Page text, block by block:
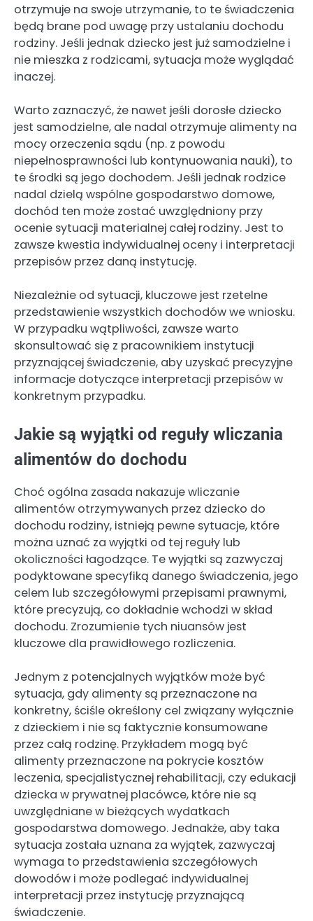
otrzymuje na swoje utrzymanie, to te świadczenia
będą brane pod uwagę przy ustalaniu dochodu
rodziny. Jeśli jednak dziecko jest już samodzielne i
nie mieszka z rodzicami, sytuacja może wyglądać
inaczej.
Warto zaznaczyć, że nawet jeśli dorosłe dziecko
jest samodzielne, ale nadal otrzymuje alimenty na
mocy orzeczenia sądu (np. z powodu
niepełnosprawności lub kontynuowania nauki), to
te środki są jego dochodem. Jeśli jednak rodzice
nadal dzielą wspólne gospodarstwo domowe,
dochód ten może zostać uwzględniony przy
ocenie sytuacji materialnej całej rodziny. Jest to
zawsze kwestia indywidualnej oceny i interpretacji
przepisów przez daną instytucję.
Niezależnie od sytuacji, kluczowe jest rzetelne
przedstawienie wszystkich dochodów we wniosku.
W przypadku wątpliwości, zawsze warto
skonsultować się z pracownikiem instytucji
przyznającej świadczenie, aby uzyskać precyzyjne
informacje dotyczące interpretacji przepisów w
konkretnym przypadku.
Jakie są wyjątki od reguły wliczania
alimentów do dochodu
Choć ogólna zasada nakazuje wliczanie
alimentów otrzymywanych przez dziecko do
dochodu rodziny, istnieją pewne sytuacje, które
można uznać za wyjątki od tej reguły lub
okoliczności łagodzące. Te wyjątki są zazwyczaj
podyktowane specyfiką danego świadczenia, jego
celem lub szczegółowymi przepisami prawnymi,
które precyzują, co dokładnie wchodzi w skład
dochodu. Zrozumienie tych niuansów jest
kluczowe dla prawidłowego rozliczenia.
Jednym z potencjalnych wyjątków może być
sytuacja, gdy alimenty są przeznaczone na
konkretny, ściśle określony cel związany wyłącznie
z dzieckiem i nie są faktycznie konsumowane
przez całą rodzinę. Przykładem mogą być
alimenty przeznaczone na pokrycie kosztów
leczenia, specjalistycznej rehabilitacji, czy edukacji
dziecka w prywatnej placówce, które nie są
uwzględniane w bieżących wydatkach
gospodarstwa domowego. Jednakże, aby taka
sytuacja została uznana za wyjątek, zazwyczaj
wymaga to przedstawienia szczegółowych
dowodów i może podlegać indywidualnej
interpretacji przez instytucję przyznającą
świadczenie.